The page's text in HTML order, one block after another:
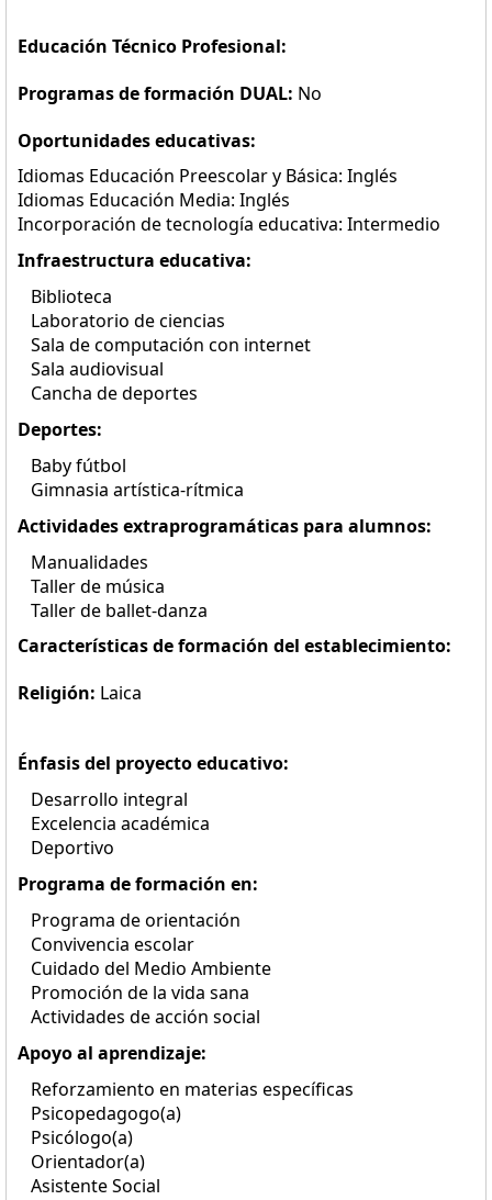
Educación Técnico Profesional:
Programas de formación DUAL: No
Oportunidades educativas:
Idiomas Educación Preescolar y Básica: Inglés
Idiomas Educación Media: Inglés
Incorporación de tecnología educativa: Intermedio
Infraestructura educativa:
Biblioteca
Laboratorio de ciencias
Sala de computación con internet
Sala audiovisual
Cancha de deportes
Deportes:
Baby fútbol
Gimnasia artística-rítmica
Actividades extraprogramáticas para alumnos:
Manualidades
Taller de música
Taller de ballet-danza
Características de formación del establecimiento:
Religión: Laica
Énfasis del proyecto educativo:
Desarrollo integral
Excelencia académica
Deportivo
Programa de formación en:
Programa de orientación
Convivencia escolar
Cuidado del Medio Ambiente
Promoción de la vida sana
Actividades de acción social
Apoyo al aprendizaje:
Reforzamiento en materias específicas
Psicopedagogo(a)
Psicólogo(a)
Orientador(a)
Asistente Social